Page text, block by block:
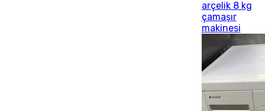
arçelik 8 kg
çamaşır
makinesi